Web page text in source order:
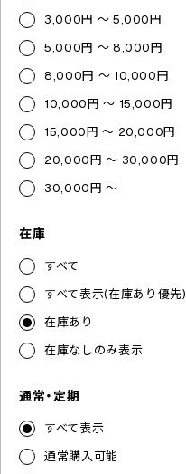
3,000円 ～ 5,000円
5,000円 ～ 8,000円
8,000円 ～ 10,000円
10,000円 ～ 15,000円
15,000円 ～ 20,000円
20,000円 ～ 30,000円
30,000円 ～
在庫
すべて
すべて表示(在庫あり優先)
在庫あり
在庫なしのみ表示
通常・定期
すべて表示
通常購入可能